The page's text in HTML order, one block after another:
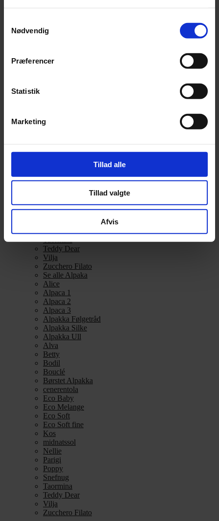
Nødvendig
Præferencer
Statistik
Marketing
Tillad alle
Tillad valgte
Afvis
Se alle Alpaka
Alice
Alpaca 3
Bouclé
Eco Baby
Eco Soft fine
Nellie
Snefnug
Taormina
Teddy Dear
Vilja
Zucchero Filato
Se alle Alpaka
Alice
Alpaca 1
Alpaca 2
Alpaca 3
Alpakka Følgetråd
Alpakka Silke
Alpakka Ull
Alva
Betty
Bodil
Bouclé
Børstet Alpakka
cenerentola
Eco Baby
Eco Melange
Eco Soft
Eco Soft fine
Kos
midnatssol
Nellie
Parigi
Poppy
Snefnug
Taormina
Teddy Dear
Vilja
Zucchero Filato